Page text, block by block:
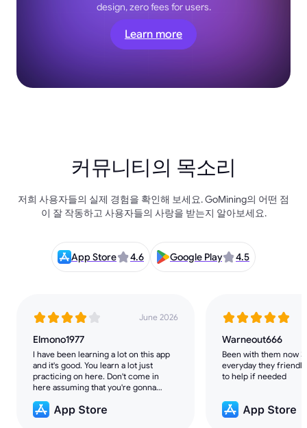
design, zero fees for users.
Learn more
커뮤니티의 목소리
저희 사용자들의 실제 경험을 확인해 보세요. GoMining의 어떤 점
이 잘 작동하고 사용자들의 사랑을 받는지 알아보세요.
App Store 4.6 Google Play 4.5
June 2026
Elmono1977
I have been learning a lot on this app
and it's good. You learn a lot just
practicing on here. Don't come in
here assuming that you're gonna
that you'll love this is if you're a
patient.
Warneout666
Been with them now
everyday they
to help if needed